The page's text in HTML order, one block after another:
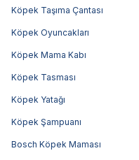
Köpek Taşıma Çantası
Köpek Oyuncakları
Köpek Mama Kabı
Köpek Tasması
Köpek Yatağı
Köpek Şampuanı
Bosch Köpek Maması